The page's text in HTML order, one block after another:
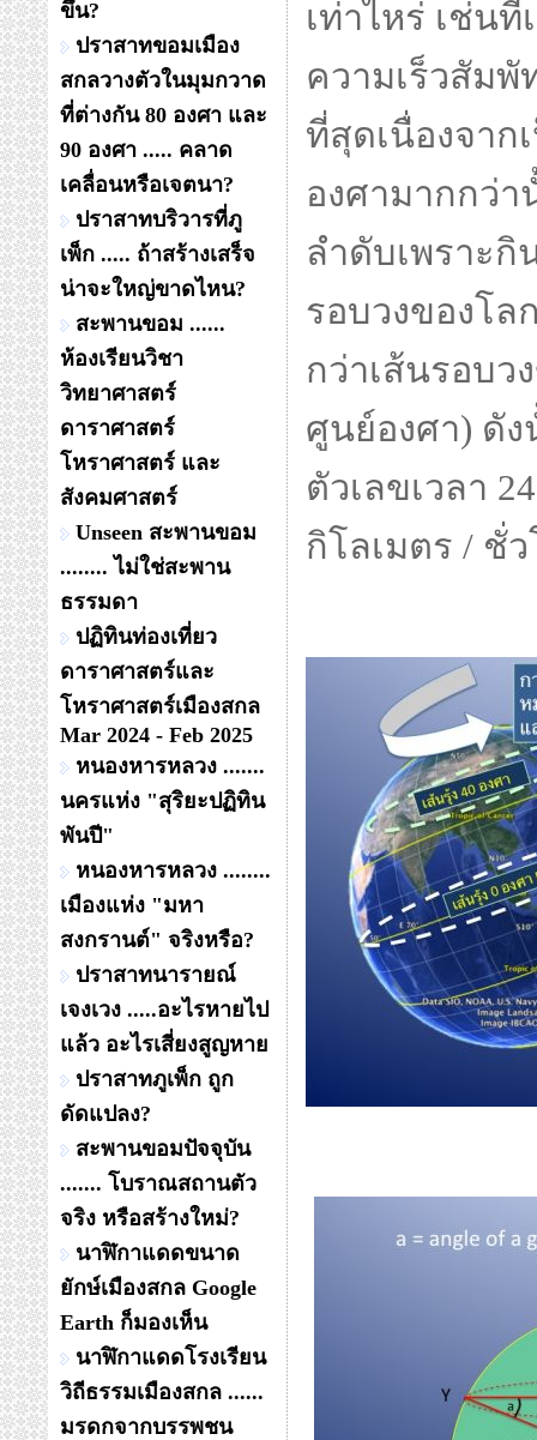
ขึ้น?
ปราสาทขอมเมือง
สกลวางตัวในมุมกวาด
ที่ต่างกัน 80 องศา และ
90 องศา ..... คลาด
เคลื่อนหรือเจตนา?
ปราสาทบริวารที่ภู
เพ็ก ..... ถ้าสร้างเสร็จ
น่าจะใหญ่ขาดไหน?
สะพานขอม ......
ห้องเรียนวิชา
วิทยาศาสตร์
ดาราศาสตร์
โหราศาสตร์ และ
สังคมศาสตร์
Unseen สะพานขอม
........ ไม่ใช่สะพาน
ธรรมดา
ปฏิทินท่องเที่ยว
ดาราศาสตร์และ
โหราศาสตร์เมืองสกล
Mar 2024 - Feb 2025
หนองหารหลวง .......
นครแห่ง "สุริยะปฏิทิน
พันปี"
หนองหารหลวง ........
เมืองแห่ง "มหา
สงกรานต์" จริงหรือ?
ปราสาทนารายณ์
เจงเวง .....อะไรหายไป
แล้ว อะไรเสี่ยงสูญหาย
ปราสาทภูเพ็ก ถูก
ดัดแปลง?
สะพานขอมปัจจุบัน
....... โบราณสถานตัว
จริง หรือสร้างใหม่?
นาฬิกาแดดขนาด
ยักษ์เมืองสกล Google
Earth ก็มองเห็น
นาฬิกาแดดโรงเรียน
วิถีธรรมเมืองสกล ......
มรดกจากบรรพชน
เท่าไหร่ เช่น
ความเร็วสัมพั
ที่สุดเนื่องจาก
องศามากกว่
ลำดับเพราะกิ
รอบวงของโล
กว่าเส้นรอบว
ศูนย์องศา) ดัง
ตัวเลขเวลา
กิโลเมตร / ชั่